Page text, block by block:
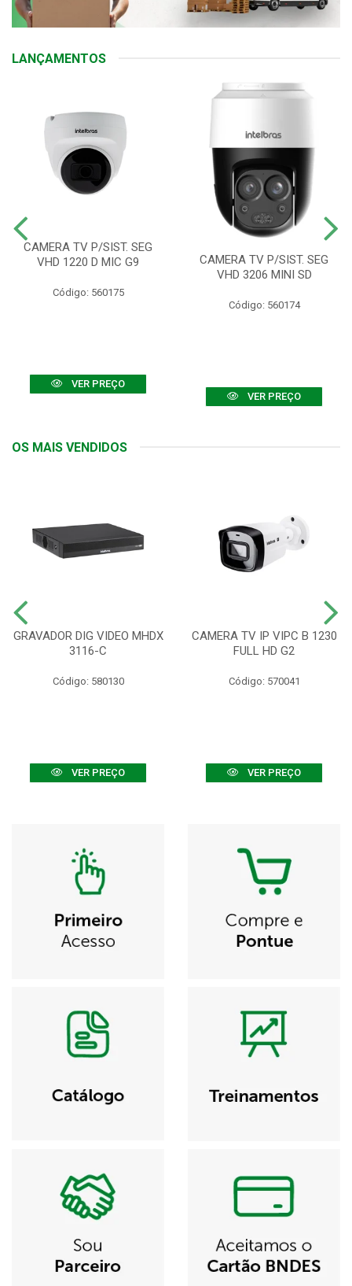
LANÇAMENTOS
CAMERA TV P/SIST. SEG
VHD 1220 D MIC G9
Código: 560175
VER PREÇO
CAMERA TV P/SIST. SEG
VHD 3206 MINI SD
Código: 560174
VER PREÇO
OS MAIS VENDIDOS
GRAVADOR DIG VIDEO MHDX
3116-C
Código: 580130
VER PREÇO
CAMERA TV IP VIPC B 1230
FULL HD G2
Código: 570041
VER PREÇO